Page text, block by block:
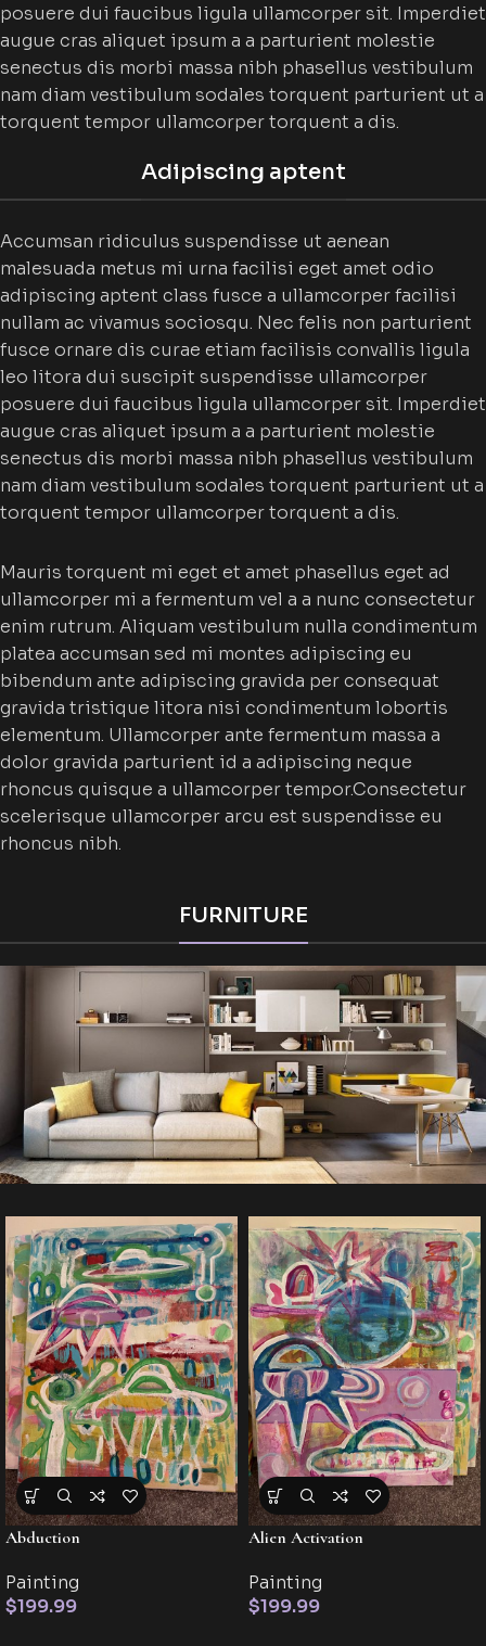
posuere dui faucibus ligula ullamcorper sit. Imperdiet
augue cras aliquet ipsum a a parturient molestie
senectus dis morbi massa nibh phasellus vestibulum
nam diam vestibulum sodales torquent parturient ut a
torquent tempor ullamcorper torquent a dis.
Adipiscing aptent
Accumsan ridiculus suspendisse ut aenean
malesuada metus mi urna facilisi eget amet odio
adipiscing aptent class fusce a ullamcorper facilisi
nullam ac vivamus sociosqu. Nec felis non parturient
fusce ornare dis curae etiam facilisis convallis ligula
leo litora dui suscipit suspendisse ullamcorper
posuere dui faucibus ligula ullamcorper sit. Imperdiet
augue cras aliquet ipsum a a parturient molestie
senectus dis morbi massa nibh phasellus vestibulum
nam diam vestibulum sodales torquent parturient ut a
torquent tempor ullamcorper torquent a dis.
Mauris torquent mi eget et amet phasellus eget ad
ullamcorper mi a fermentum vel a a nunc consectetur
enim rutrum. Aliquam vestibulum nulla condimentum
platea accumsan sed mi montes adipiscing eu
bibendum ante adipiscing gravida per consequat
gravida tristique litora nisi condimentum lobortis
elementum. Ullamcorper ante fermentum massa a
dolor gravida parturient id a adipiscing neque
rhoncus quisque a ullamcorper tempor.Consectetur
scelerisque ullamcorper arcu est suspendisse eu
rhoncus nibh.
FURNITURE
Abduction
Painting
$199.99
Alien Activation
Painting
$199.99